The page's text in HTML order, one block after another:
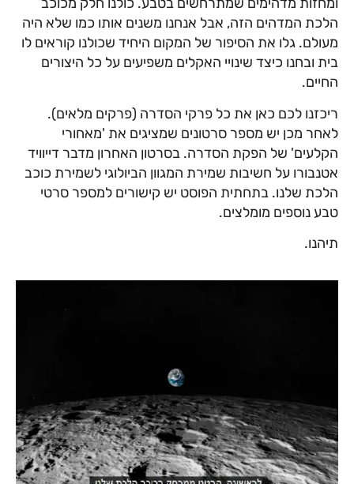
הלכת המדהים הזה, אבל אנחנו משנים אותו כמו שלא היה
מעולם. גלו את הסיפור של המקום היחיד שכולנו קוראים לו
בית ובחנו כיצד שינויי האקלים משפיעים על כל היצורים
החיים.
ריכזנו לכם כאן את כל פרקי הסדרה (פרקים מלאים).
לאחר מכן יש מספר סרטונים שמציגים את 'מאחורי
הקלעים' של הפקת הסדרה. בסרטון האחרון מדבר דייוויד
אטנבורו על חשיבות שמירת המגוון הביולוגי לשמירת כוכב
הלכת שלנו. בתחתית הפוסט יש קישורים למספר סרטי
טבע נוספים מומלצים.
תיהנו.